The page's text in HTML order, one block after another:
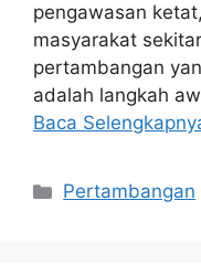
pengawasan
masyarakat
pertambangan
adalah langkah
Baca
Kategori
Pertambangan